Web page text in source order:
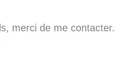
merci de me contacter.